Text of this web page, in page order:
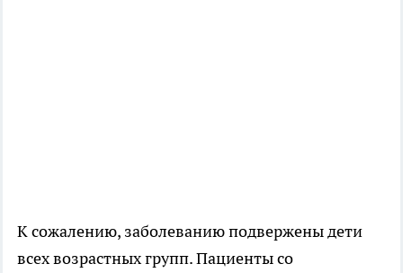
К сожалению, заболеванию подвержены дети
всех возрастных групп. Пациенты со